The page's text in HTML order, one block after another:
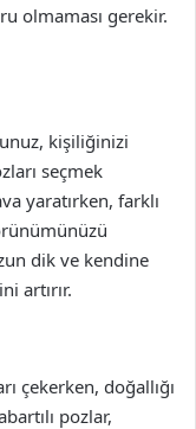
olmaması gerekir.
kişiliğinizi
seçmek
yaratırken, farklı
dik ve kendine
artırır.
çekerken, doğallığı
pozlar,